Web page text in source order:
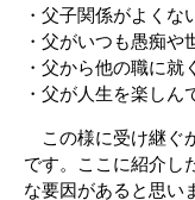
・父子関係がよくな
・父がいつも愚痴や
・父から他の職に就
・父が人生を楽しん
この様に受け継ぐ
です。ここに紹介し
な要因があると思い